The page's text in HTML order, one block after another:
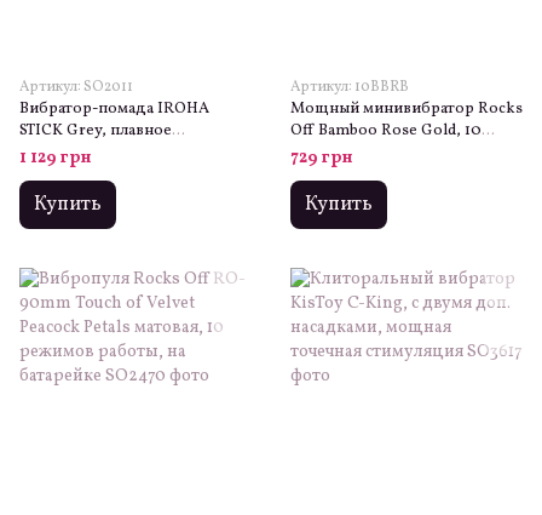
Артикул: SO2011
Вибратор-помада IROHA
STICK Grey, плавное
увеличение мощности
1 129 грн
Купить
Артикул: 10BBRB
Мощный минивибратор Rocks
Off Bamboo Rose Gold, 10
режимов работы,
водонепроницаемый
729 грн
Купить